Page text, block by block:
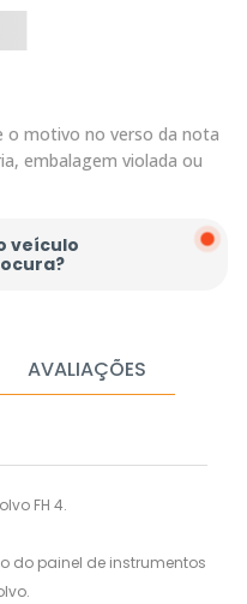
o motivo no verso da nota
embalagem violada ou
veículo
AVALIAÇÕES
FH 4.
do painel de instrumentos